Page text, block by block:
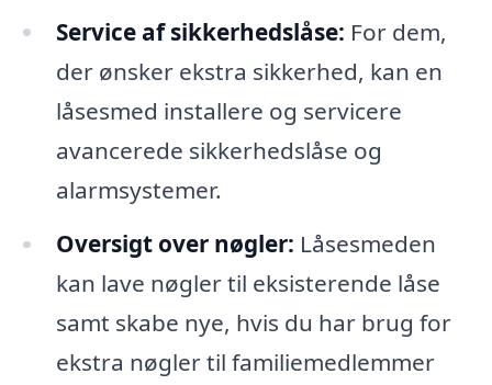
Service af sikkerhedslåse: For dem,
der ønsker ekstra sikkerhed, kan en
låsesmed installere og servicere
avancerede sikkerhedslåse og
alarmsystemer.
Oversigt over nøgler: Låsesmeden
kan lave nøgler til eksisterende låse
samt skabe nye, hvis du har brug for
ekstra nøgler til familiemedlemmer